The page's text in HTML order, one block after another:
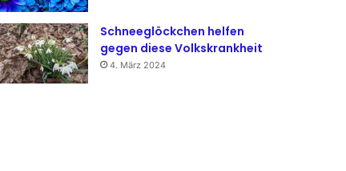
Schneeglöckchen helfen
gegen diese Volkskrankheit
4. März 2024